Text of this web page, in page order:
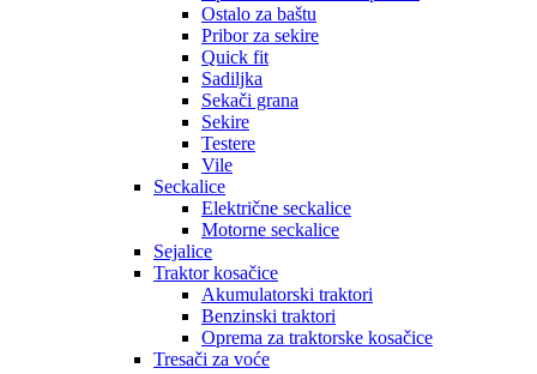
Ostalo za baštu
Pribor za sekire
Quick fit
Sadiljka
Sekači grana
Sekire
Testere
Vile
Seckalice
Električne seckalice
Motorne seckalice
Sejalice
Traktor kosačice
Akumulatorski traktori
Benzinski traktori
Oprema za traktorske kosačice
Tresači za voće